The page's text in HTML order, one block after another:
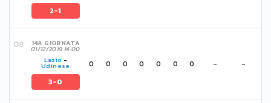
2-1
14A GIORNATA
01/12/2019 14:00
Lazio -
Udinese
3-0
0 0 0 0 0 0 0 - -